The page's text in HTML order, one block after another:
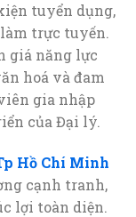
tuyển dụng,
trực tuyến.
giá năng lực
hoá và đam
gia nhập
của Đại lý.
Hồ Chí Minh
cạnh tranh,
lợi toàn diện.